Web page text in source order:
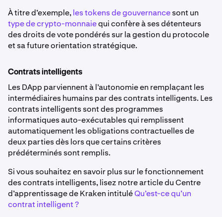
À titre d’exemple,les tokens de gouvernancesont un
type de crypto-monnaiequi confère à ses détenteurs
des droits de vote pondérés sur la gestion du protocole
et sa future orientation stratégique.
Contrats intelligents
Les DApp parviennent à l’autonomie en remplaçant les
intermédiaires humains par des contrats intelligents. Les
contrats intelligents sont des programmes
informatiques auto-exécutables qui remplissent
automatiquement les obligations contractuelles de
deux parties dès lors que certains critères
prédéterminés sont remplis.
Si vous souhaitez en savoir plus sur le fonctionnement
des contrats intelligents, lisez notre article du Centre
d’apprentissage de Kraken intituléQu’est-ce qu’un
contrat intelligent ?